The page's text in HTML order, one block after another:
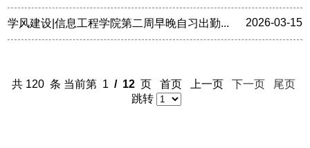
学风建设|信息工程学院第二周早晚自习出勤... 2026-03-15
共 120 条 当前第 1 / 12 页 首页 上一页 下一页
尾页
跳转